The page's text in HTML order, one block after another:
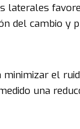
del cambio y
el
una